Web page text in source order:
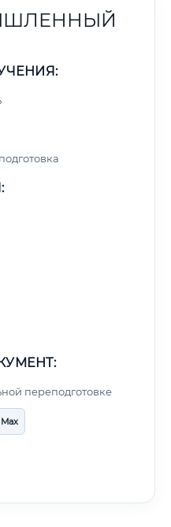
переподготовке